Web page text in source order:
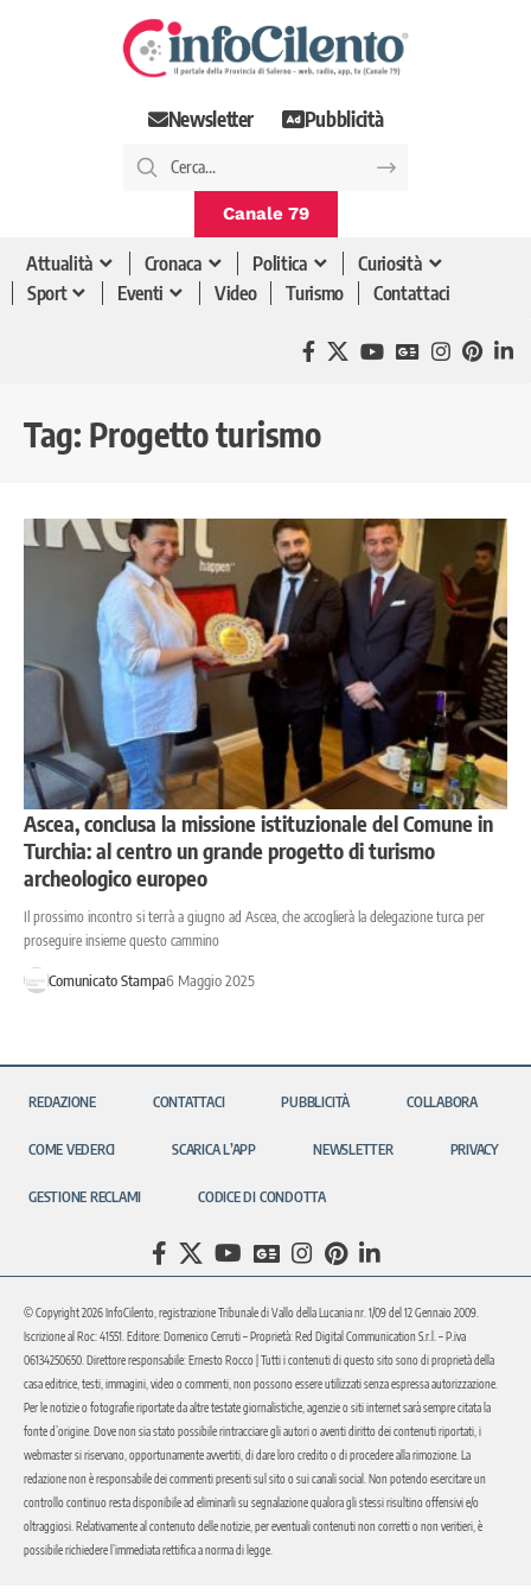
Newsletter Pubblicità
Canale 79
Attualità Cronaca Politica
Curiosità
Sport
Eventi Video Turismo Contattaci
Tag: Progetto turismo
Ascea, conclusa la missione istituzionale del Comune in
Turchia: al centro un grande progetto di turismo
archeologico europeo
Il prossimo incontro si terrà a giugno ad Ascea, che accoglierà la delegazione turca per
proseguire insieme questo cammino
Comunicato Stampa6 Maggio 2025
REDAZIONE CONTATTACI PUBBLICITÀ COLLABORA
COME VEDERCI SCARICA L’APP NEWSLETTER PRIVACY
GESTIONE RECLAMI CODICE DI CONDOTTA
© Copyright 2026 InfoCilento, registrazione Tribunale di Vallo della Lucania nr. 1/09 del 12 Gennaio 2009.
Iscrizione al Roc: 41551. Editore: Domenico Cerruti – Proprietà: Red Digital Communication S.r.l. – P.iva
06134250650. Direttore responsabile: Ernesto Rocco | Tutti i contenuti di questo sito sono di proprietà della
casa editrice, testi, immagini, video o commenti, non possono essere utilizzati senza espressa autorizzazione.
Per le notizie o fotografie riportate da altre testate giornalistiche, agenzie o siti internet sarà sempre citata la
fonte d’origine. Dove non sia stato possibile rintracciare gli autori o aventi diritto dei contenuti riportati, i
webmaster si riservano, opportunamente avvertiti, di dare loro credito o di procedere alla rimozione. La
redazione non è responsabile dei commenti presenti sul sito o sui canali social. Non potendo esercitare un
controllo continuo resta disponibile ad eliminarli su segnalazione qualora gli stessi risultino offensivi e/o
oltraggiosi. Relativamente al contenuto delle notizie, per eventuali contenuti non corretti o non veritieri, è
possibile richiedere l’immediata rettifica a norma di legge.